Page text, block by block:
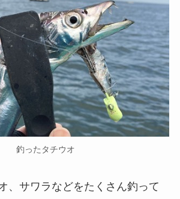
釣ったタチウオ
、サワラなどをたくさん釣って